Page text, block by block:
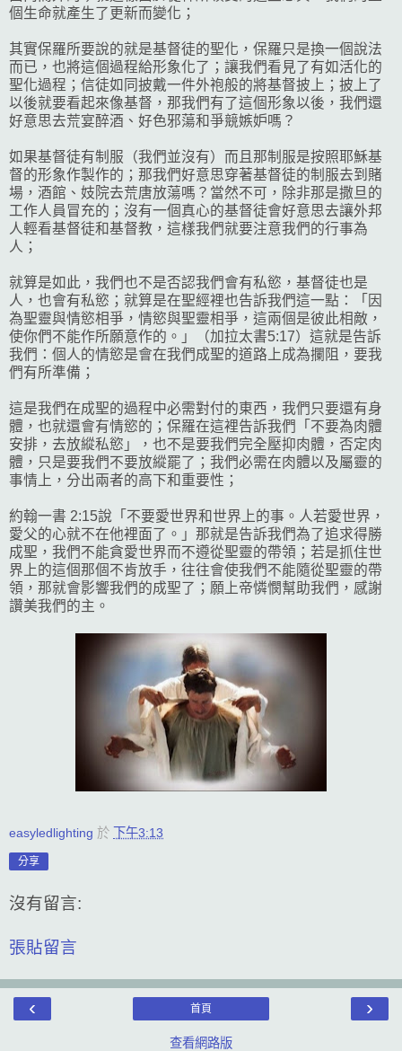
個生命就產生了更新而變化；
其實保羅所要說的就是基督徒的聖化，保羅只是換一個說法
而已，也將這個過程給形象化了；讓我們看見了有如活化的
聖化過程；信徒如同披戴一件外袍般的將基督披上；披上了
以後就要看起來像基督，那我們有了這個形象以後，我們還
好意思去荒宴醉酒、好色邪蕩和爭競嫉妒嗎？
如果基督徒有制服（我們並沒有）而且那制服是按照耶穌基
督的形象作製作的；那我們好意思穿著基督徒的制服去到賭
場，酒館、妓院去荒唐放蕩嗎？當然不可，除非那是撒旦的
工作人員冒充的；沒有一個真心的基督徒會好意思去讓外邦
人輕看基督徒和基督教，這樣我們就要注意我們的行事為
人；
就算是如此，我們也不是否認我們會有私慾，基督徒也是
人，也會有私慾；就算是在聖經裡也告訴我們這一點：「因
為聖靈與情慾相爭，情慾與聖靈相爭，這兩個是彼此相敵，
使你們不能作所願意作的。」（加拉太書5:17）這就是告訴
我們：個人的情慾是會在我們成聖的道路上成為攔阻，要我
們有所準備；
這是我們在成聖的過程中必需對付的東西，我們只要還有身
體，也就還會有情慾的；保羅在這裡告訴我們「不要為肉體
安排，去放縱私慾」，也不是要我們完全壓抑肉體，否定肉
體，只是要我們不要放縱罷了；我們必需在肉體以及屬靈的
事情上，分出兩者的高下和重要性；
約翰一書 2:15說「 不要愛世界和世界上的事。人若愛世界，
愛父的心就不在他裡面了。」那就是告訴我們為了追求得勝
成聖，我們不能貪愛世界而不遵從聖靈的帶領；若是抓住世
界上的這個那個不肯放手，往往會使我們不能隨從聖靈的帶
領，那就會影響我們的成聖了；願上帝憐憫幫助我們，感謝
讚美我們的主。
easyledlighting 於 下午3:13
分享
沒有留言:
張貼留言
‹ ›
首頁
查看網路版